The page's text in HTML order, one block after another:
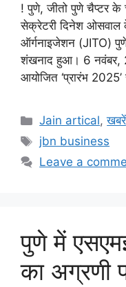
! पुणे, जीतो पुणे चैप्टर
सेक्रेटरी दिनेश
ऑर्गनाइजेशन (JITO)
शंखनाद हुआ। 6 नवंबर,
आयोजित ‘प्रारंभ 2025’
Categories
Jain artical,खबरें
Tags
jbn business
Leave a
पुणे में
का अग्रणी